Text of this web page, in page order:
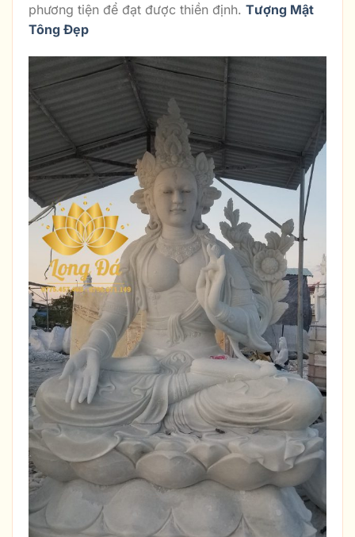
phương tiện để đạt được thiền định. Tượng Mật
Tông Đẹp